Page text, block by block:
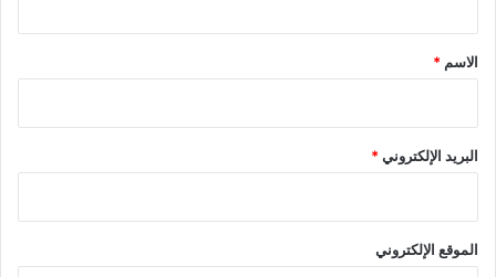
*
الاسم *
البريد الإلكتروني*
الموقع الإلكتروني